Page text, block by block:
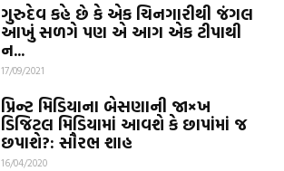
ગુરુદેવ કહે છે કે એક ચિનગારીથી જંગલ
આખું સળગે પણ એ આગ એક ટીપાથી
ન...
17/09/2021
પ્રિન્ટ મિડિયાના બેસણાની જા×ખ
ડિજિટલ મિડિયામાં આવશે કે છાપાંમાં જ
છપાશે?: સૌરભ શાહ
16/04/2020